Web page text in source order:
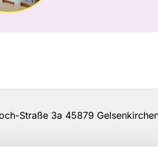
Straße 3a 45879